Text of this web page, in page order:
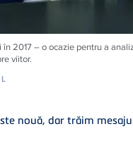
2017 – o ocazie pentru a
viitor.
nouă, dar trăim